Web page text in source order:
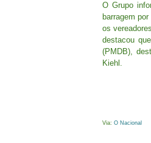
O Grupo
barragem
os
destacou
(PMDB),
Kiehl.
Via: O Nacional